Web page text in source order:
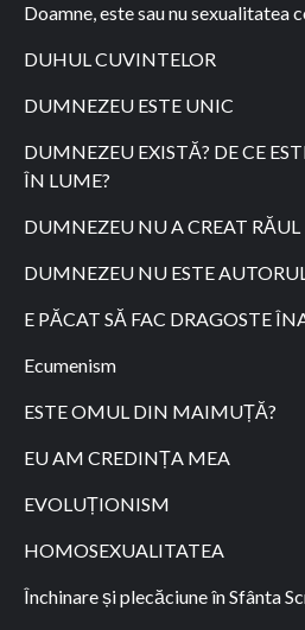
Doamne, este sau nu sexualitatea
DUHUL CUVINTELOR
DUMNEZEU ESTE UNIC
DUMNEZEU EXISTĂ? DE CE
ÎN LUME?
DUMNEZEU NU A CREAT RĂUL
DUMNEZEU NU ESTE
E PĂCAT SĂ FAC DRAGOSTE
Ecumenism
ESTE OMUL DIN MAIMUȚĂ?
EU AM CREDINȚA MEA
EVOLUȚIONISM
HOMOSEXUALITATEA
Închinare și plecăciune în Sfânta